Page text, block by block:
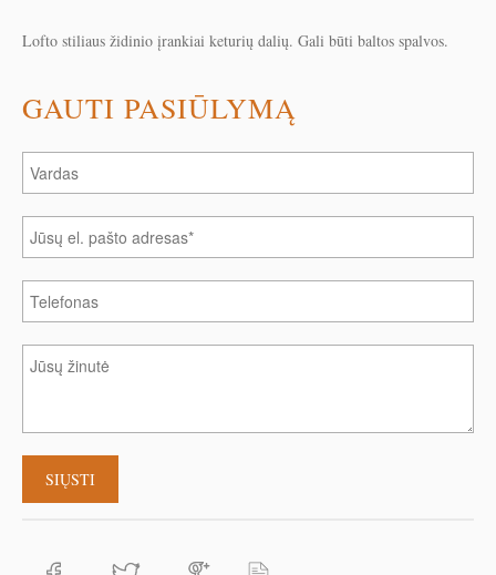
Lofto stiliaus židinio įrankiai keturių dalių. Gali būti baltos spalvos.
GAUTI PASIŪLYMĄ